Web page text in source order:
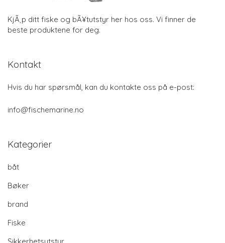
KjÃ¸p ditt fiske og bÃ¥tutstyr her hos oss. Vi finner de
beste produktene for deg.
Kontakt
Hvis du har spørsmål, kan du kontakte oss på e-post:
info@fischemarine.no
Kategorier
båt
Bøker
brand
Fiske